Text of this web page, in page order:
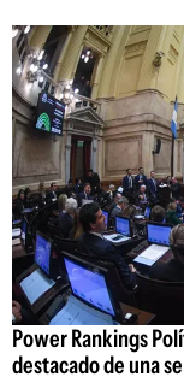
Power Rankings
destacado de una